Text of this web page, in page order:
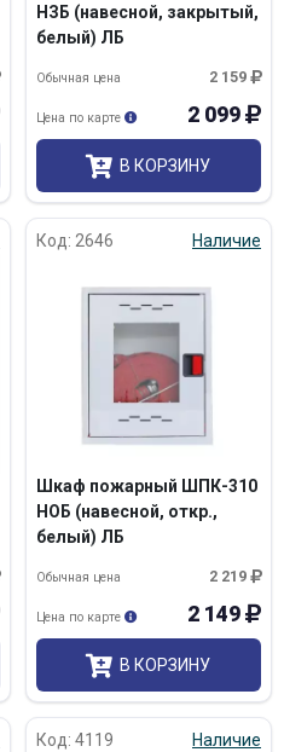
НЗБ (навесной, закрытый,
белый) ЛБ
2 159
Обычная цена
2 099
Цена по карте
В КОРЗИНУ
Код: 2646 Наличие
Шкаф пожарный ШПК-310
НОБ (навесной, откр.,
белый) ЛБ
2 219
Обычная цена
2 149
Цена по карте
В КОРЗИНУ
Код: 4119 Наличие